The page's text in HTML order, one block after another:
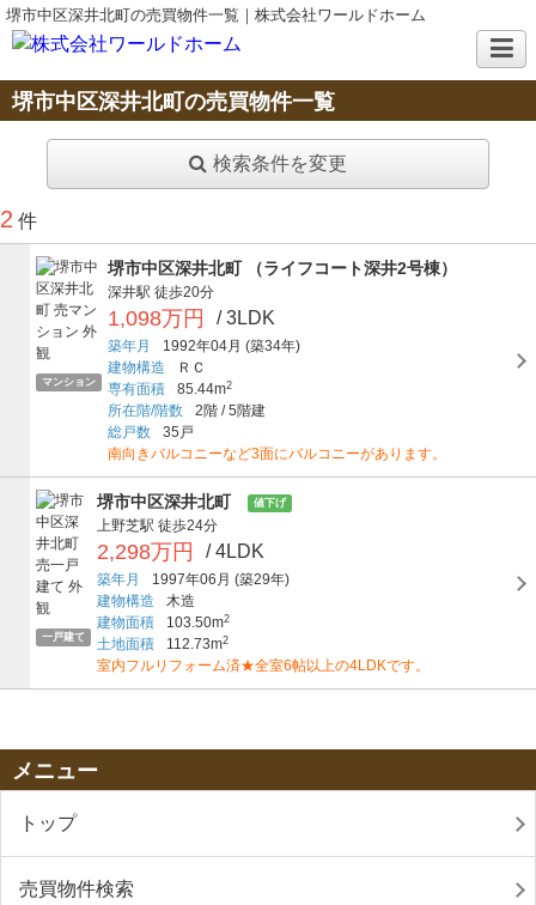
堺市中区深井北町の売買物件一覧｜株式会社ワールドホーム
堺市中区深井北町の売買物件一覧
検索条件を変更
2 件
マンション
堺市中区深井北町 （ライフコート深井2号棟）
深井駅 徒歩20分
1,098万円 / 3LDK
築年月 1992年04月 (築34年)
建物構造
ＲＣ
専有面積
85.44m2
所在階/階数 2階 /5階建
総戸数
35戸
南向きバルコニーなど3面にバルコニーがあります。
一戸建て
堺市中区深井北町 値下げ
上野芝駅 徒歩24分
2,298万円 / 4LDK
築年月 1997年06月 (築29年)
建物構造
木造
建物面積
103.50m2
土地面積 112.73m2
室内フルリフォーム済★全室6帖以上の4LDKです。
メニュー
トップ
売買物件検索